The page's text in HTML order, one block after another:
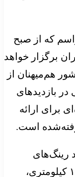
که از صبح
برگزار خواهد
هم‌میهنان از
بازدیدهای
برای ارائه
است.
رینگ‌های
مرکزی و لایه‌های بیرونی تا شعاع ۱.۵ کیلومتری،